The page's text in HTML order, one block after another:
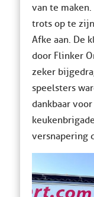
van te
trots op te
Afke aan. De
door Flinker
zeker
speelsters
dankbaar
versnapering